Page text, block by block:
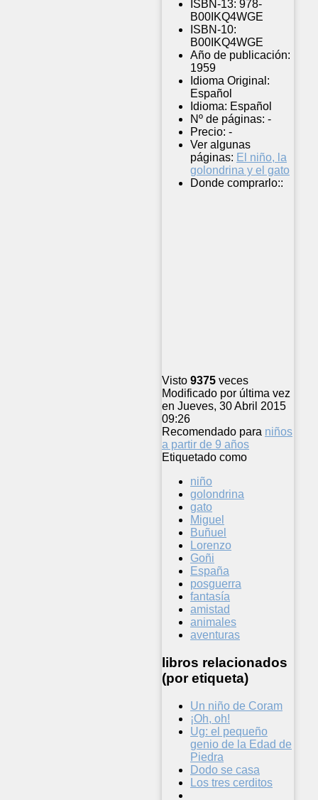
ISBN-13: 978-
B00IKQ4WGE
ISBN-10:
B00IKQ4WGE
Año de publicación:
1959
Idioma Original:
Español
Idioma: Español
Nº de páginas: -
Precio: -
Ver algunas
páginas: El niño, la
golondrina y el gato
Donde comprarlo::
Visto 9375 veces
Modificado por última vez
en Jueves, 30 Abril 2015
09:26
Recomendado para niños
a partir de 9 años
Etiquetado como
niño
golondrina
gato
Miguel
Buñuel
Lorenzo
Goñi
España
posguerra
fantasía
amistad
animales
aventuras
libros relacionados
(por etiqueta)
Un niño de Coram
¡Oh, oh!
Ug: el pequeño
genio de la Edad de
Piedra
Dodo se casa
Los tres cerditos